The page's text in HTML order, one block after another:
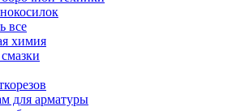
все
химия
для арматуры